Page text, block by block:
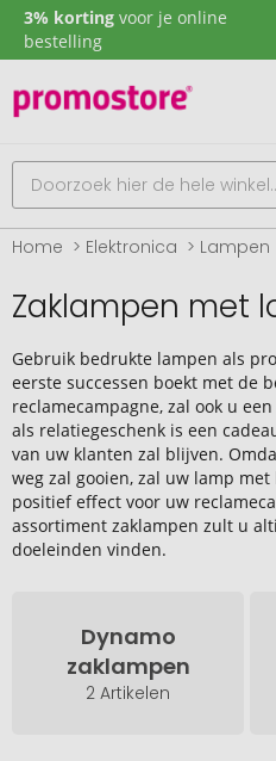
3% korting voor je online
bestelling
Home Elektronica Lampen
Zaklampen met
Gebruik bedrukte lampen als
eerste successen boekt met de
reclamecampagne, zal ook u
als relatiegeschenk is een
van uw klanten zal blijven.
weg zal gooien, zal uw lamp
positief effect voor uw
assortiment zaklampen zult u
doeleinden vinden.
Dynamo
zaklampen
2 Artikelen